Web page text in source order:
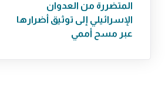
المتضررة من العدوان
الإسرائيلي إلى توثيق أضرارها
عبر مسح أممي